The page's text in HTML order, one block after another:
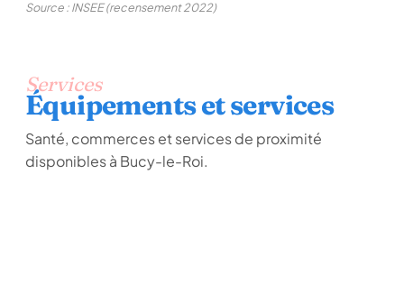
Source : INSEE (recensement 2022)
Services
Équipements et services
Santé, commerces et services de proximité
disponibles à Bucy-le-Roi.